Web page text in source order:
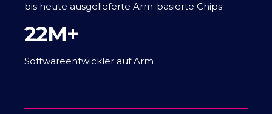
bis heute ausgelieferte Arm-basierte Chips
22M+
Softwareentwickler auf Arm